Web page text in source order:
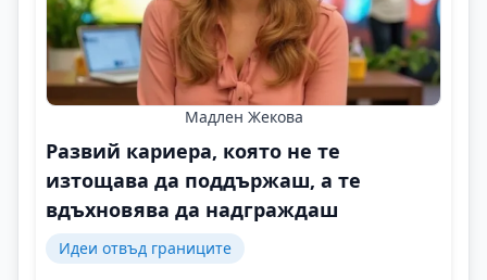
Мадлен Жекова
Развий кариера, която не те
изтощава да поддържаш, а те
вдъхновява да надграждаш
Идеи отвъд границите